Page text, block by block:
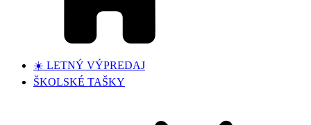
☀️ LETNÝ VÝPREDAJ
ŠKOLSKÉ TAŠKY